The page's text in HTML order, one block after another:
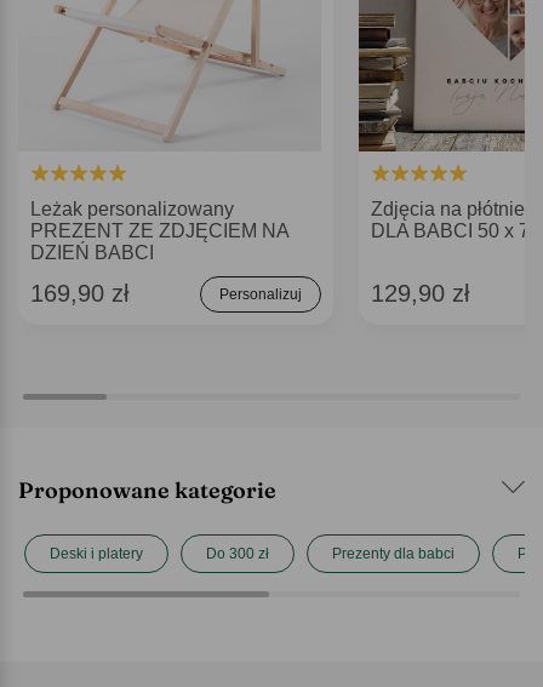
Leżak personalizowany
PREZENT ZE ZDJĘCIEM NA
DZIEŃ BABCI
169,90 zł Personalizuj
Zdjęcia na płótnie
DLA BABCI 50 x
129,90 zł
Proponowane kategorie
Deski i platery Do 300 zł Prezenty dla babci